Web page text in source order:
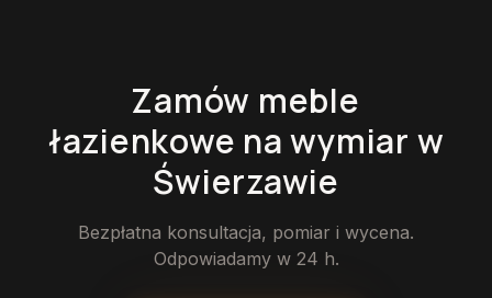
Zamów meble
łazienkowe na wymiar w
Świerzawie
Bezpłatna konsultacja, pomiar i wycena.
Odpowiadamy w 24 h.